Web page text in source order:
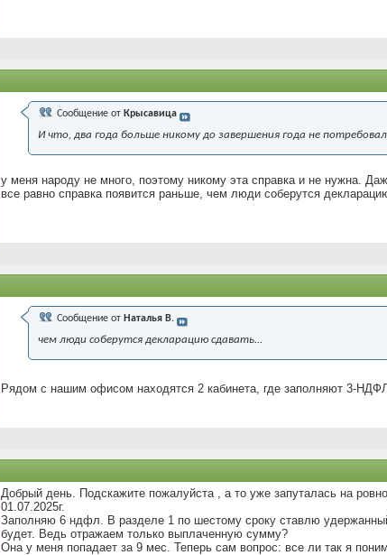
Сообщение от Крысавица
И что, два года больше никому до завершения года не
у меня народу не много, поэтому никому эта справка и не нужна.
все равно справка появится раньше, чем люди соберутся
Сообщение от Наталья В.
чем люди соберутся декларацию сдавать...
Рядом с нашим офисом находятся 2 кабинета, где заполняют 3-
Добрый день. Подскажите пожалуйста , а то уже запуталась на
01.07.2025г.
Заполняю 6 ндфл. В разделе 1 по шестому сроку ставлю
будет. Ведь отражаем только выплаченную сумму?
Она у меня попадает за 9 мес. Теперь сам вопрос: все ли так я